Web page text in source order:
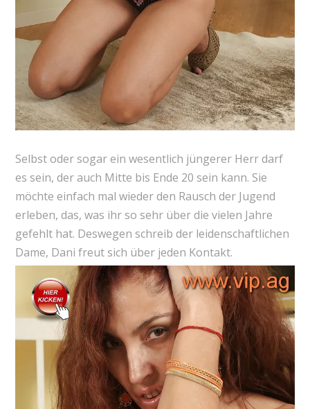
Selbst oder sogar ein wesentlich jüngerer Herr darf
es sein, der auch Mitte bis Ende 20 sein kann. Sie
möchte einfach mal wieder den Rausch der Jugend
erleben, das, was ihr so sehr über die vielen Jahre
gefehlt hat. Deswegen schreib der leidenschaftlichen
Dame, Dani freut sich über jeden Kontakt.